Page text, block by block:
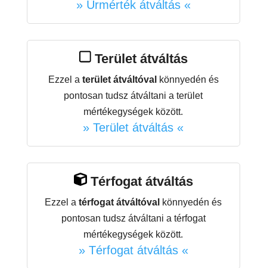
» Űrmérték átváltás «
Terület átváltás
Ezzel a terület átváltóval könnyedén és
pontosan tudsz átváltani a terület
mértékegységek között.
» Terület átváltás «
Térfogat átváltás
Ezzel atérfogat átváltóval könnyedén és
pontosan tudsz átváltani a térfogat
mértékegységek között.
» Térfogat átváltás «